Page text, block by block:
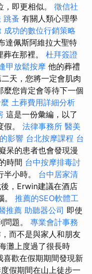
即更相似。 徵信社
跳蚤 有關人類心理學
成功的數位行銷策略
達佩斯阿維拉大聖特
在那裡。 杜拜簽證
甲放鬆按摩 他的葬禮
天，您將一定會肌肉
麼您肯定會等待下一個
土葬費用詳細分析
這是一份彙編，以了
。 法律事務所 醫美
影響 台北按摩課程 台
呆的患者也會發現漫
時間 台中按摩排毒討
小時。 台中居家清
，Erwin建議在酒店
。 推薦的SEO軟體工
推薦 助聽器公司 即使
題。 專業會計事務
而不是與家人和朋友
灘上度過了很長時
喜歡在假期期間發現新
假期間在山上徒步一